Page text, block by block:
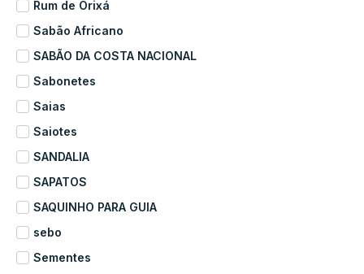
Rum de Orixá
Sabão Africano
SABÃO DA COSTA NACIONAL
Sabonetes
Saias
Saiotes
SANDALIA
SAPATOS
SAQUINHO PARA GUIA
sebo
Sementes